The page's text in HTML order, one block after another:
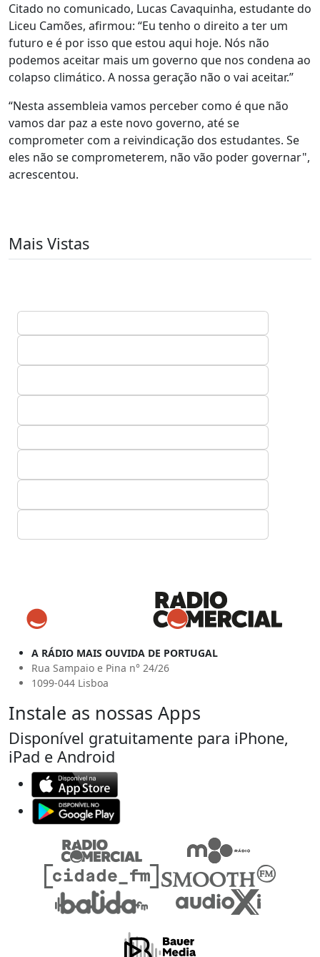
Citado no comunicado, Lucas Cavaquinha, estudante do
Liceu Camões, afirmou: “Eu tenho o direito a ter um
futuro e é por isso que estou aqui hoje. Nós não
podemos aceitar mais um governo que nos condena ao
colapso climático. A nossa geração não o vai aceitar.”
“Nesta assembleia vamos perceber como é que não
vamos dar paz a este novo governo, até se
comprometer com a reivindicação dos estudantes. Se
eles não se comprometerem, não vão poder governar",
acrescentou.
Mais Vistas
A RÁDIO MAIS OUVIDA DE PORTUGAL
Rua Sampaio e Pina n° 24/26
1099-044 Lisboa
Instale as nossas Apps
Disponível gratuitamente para iPhone,
iPad e Android